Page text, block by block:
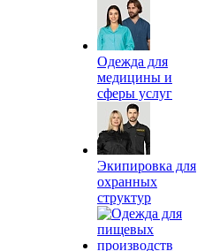
Одежда для
медицины и
сферы услуг
Экипировка для
охранных
структур